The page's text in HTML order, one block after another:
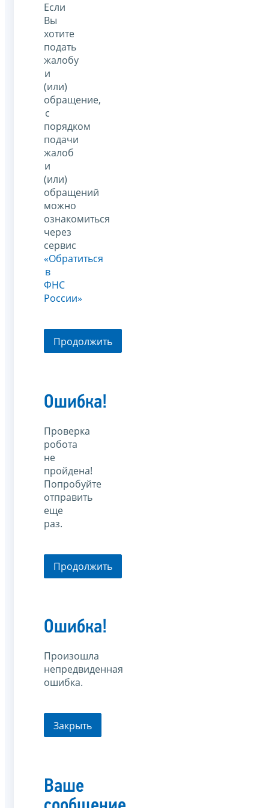
Если
Вы
хотите
подать
жалобу
и
(или)
обращение,
с
порядком
подачи
жалоб
и
(или)
обращений
можно
ознакомиться
через
сервис
«Обратиться
в
ФНС
России»
Продолжить
Ошибка!
Проверка
робота
не
пройдена!
Попробуйте
отправить
еще
раз.
Продолжить
Ошибка!
Произошла
непредвиденная
ошибка.
Закрыть
Ваше